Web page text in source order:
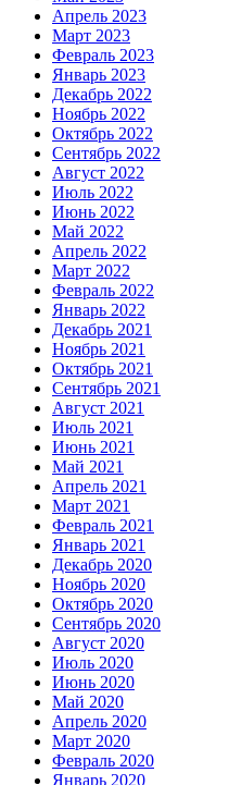
Апрель 2023
Март 2023
Февраль 2023
Январь 2023
Декабрь 2022
Ноябрь 2022
Октябрь 2022
Сентябрь 2022
Август 2022
Июль 2022
Июнь 2022
Май 2022
Апрель 2022
Март 2022
Февраль 2022
Январь 2022
Декабрь 2021
Ноябрь 2021
Октябрь 2021
Сентябрь 2021
Август 2021
Июль 2021
Июнь 2021
Май 2021
Апрель 2021
Март 2021
Февраль 2021
Январь 2021
Декабрь 2020
Ноябрь 2020
Октябрь 2020
Сентябрь 2020
Август 2020
Июль 2020
Июнь 2020
Май 2020
Апрель 2020
Март 2020
Февраль 2020
Январь 2020